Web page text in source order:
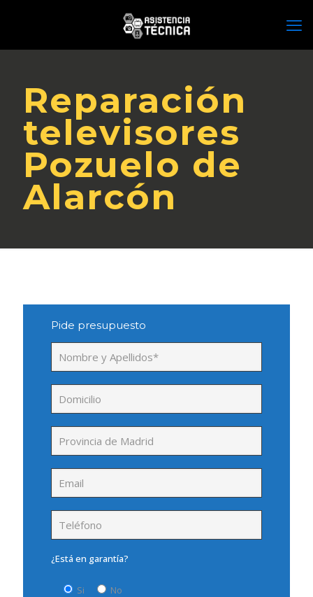
Reparación
televisores
Pozuelo de
Alarcón
Pide presupuesto
¿Está en garantía?
Si No